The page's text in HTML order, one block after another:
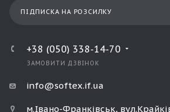
ПІДПИСКА НА РОЗСИЛКУ
+38 (050) 338-14-70
ЗАМОВИТИ ДЗВІНОК
info@softex.if.ua
м.Івано-Франківськ,